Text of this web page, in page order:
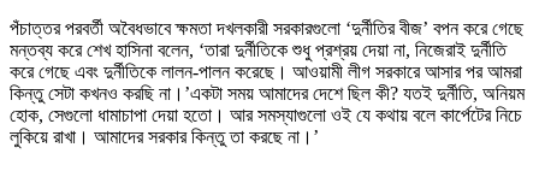
পঁচাত্তর পরবর্তী অবৈধভাবে ক্ষমতা দখলকারী সরকারগুলো ‘দুর্নীতির বীজ’ বপন করে গেছে
মন্তব্য করে শেখ হাসিনা বলেন, ‘তারা দুর্নীতিকে শুধু প্রশ্রয় দেয়া না, নিজেরাই দুর্নীতি
করে গেছে এবং দুর্নীতিকে লালন-পালন করেছে। আওয়ামী লীগ সরকারে আসার পর আমরা
কিন্তু সেটা কখনও করছি না।’একটা সময় আমাদের দেশে ছিল কী? যতই দুর্নীতি, অনিয়ম
হোক, সেগুলো ধামাচাপা দেয়া হতো। আর সমস্যাগুলো ওই যে কথায় বলে কার্পেটের নিচে
লুকিয়ে রাখা। আমাদের সরকার কিন্তু তা করছে না।’